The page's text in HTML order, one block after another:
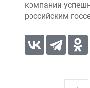
компании
российским